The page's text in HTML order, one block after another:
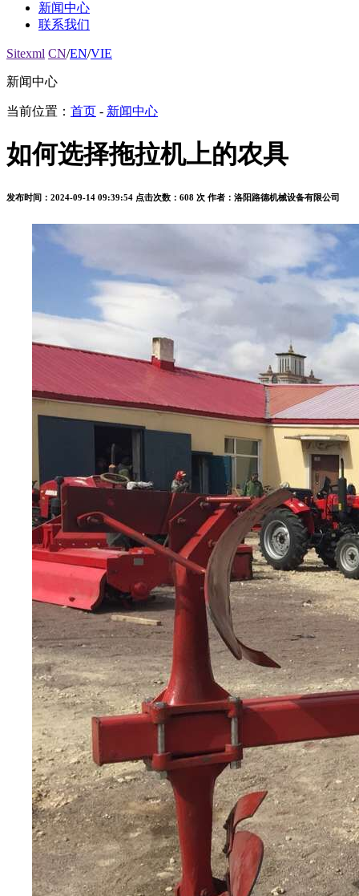
新闻中心
联系我们
Sitexml CN/EN/VIE
新闻中心
当前位置： 首页 - 新闻中心
如何选择拖拉机上的农具
发布时间：2024-09-14 09:39:54 点击次数：608 次 作者：洛阳路德机械设备有限公司